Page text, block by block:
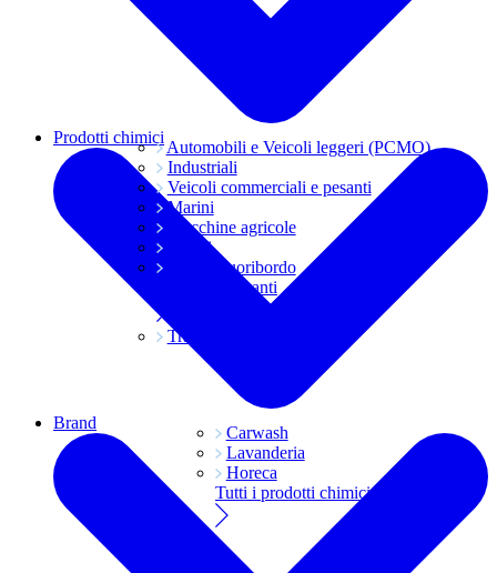
Automobili e Veicoli leggeri (PCMO)
Industriali
Veicoli commerciali e pesanti
Marini
Macchine agricole
Grassi
Moto e fuoribordo
Tutti i lubrificanti
Trasmissioni
Prodotti chimici
Carwash
Lavanderia
Horeca
Tutti i prodotti chimici
Brand